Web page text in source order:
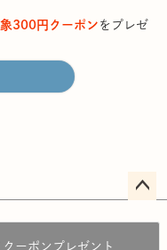
300円クーポン をプレゼ
クーポンプレゼント